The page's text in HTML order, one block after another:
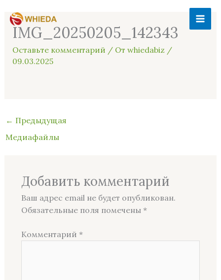
содержимому
IMG_20250205_142343
Оставьте комментарий / От whiedabiz /
09.03.2025
← Предыдущая
Медиафайлы
Добавить комментарий
Ваш адрес email не будет опубликован.
Обязательные поля помечены *
Комментарий *